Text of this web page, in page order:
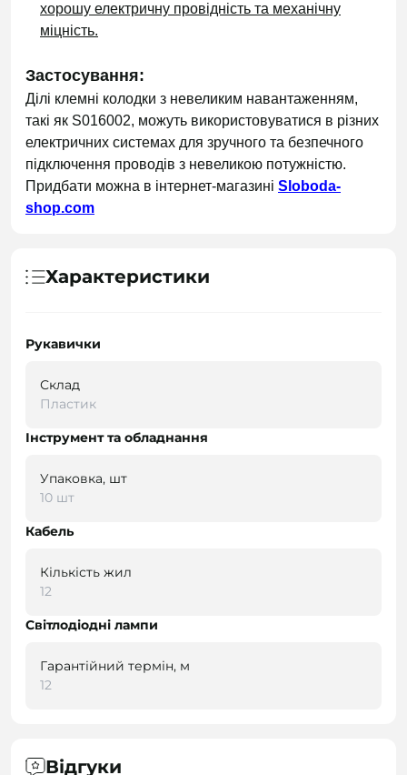
хорошу електричну провідність та механічну
міцність.
Застосування:
Ділі клемні колодки з невеликим навантаженням,
такі як S016002, можуть використовуватися в різних
електричних системах для зручного та безпечного
підключення проводів з невеликою потужністю.
Придбати можна в інтернет-магазині Sloboda-
shop.com
Характеристики
Рукавички
Склад
Пластик
Інструмент та обладнання
Упаковка, шт
10 шт
Кабель
Кількість жил
12
Світлодіодні лампи
Гарантійний термін, м
12
Відгуки